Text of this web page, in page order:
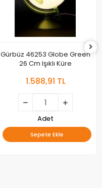
Gürbüz 46253 Globe Green
26 Cm Işıklı Küre
1.588,91 TL
Adet
Sepete Ekle